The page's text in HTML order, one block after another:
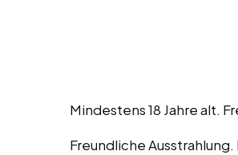
Mindestens 18 Jahre alt.
Freundliche